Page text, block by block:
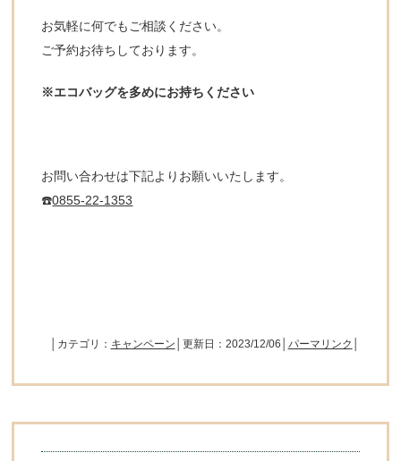
お気軽に何でもご相談ください。
ご予約お待ちしております。
※エコバッグを多めにお持ちください
お問い合わせは下記よりお願いいたします。
☎️0855-22-1353
│カテゴリ： キャンペーン │更新日：2023/12/06│ パーマリンク